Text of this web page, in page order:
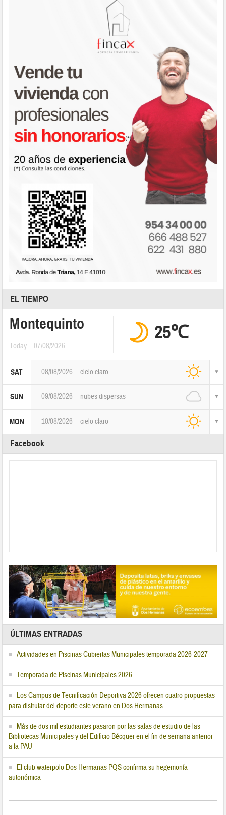
EL TIEMPO
Montequinto
Today 07/08/2026
25℃
SAT 08/08/2026 cielo claro
SUN 09/08/2026 nubes dispersas
MON 10/08/2026 cielo claro
Facebook
ÚLTIMAS ENTRADAS
Actividades en Piscinas Cubiertas Municipales temporada 2026-2027
Temporada de Piscinas Municipales 2026
Los Campus de Tecnificación Deportiva 2026 ofrecen cuatro propuestas
para disfrutar del deporte este verano en Dos Hermanas
Más de dos mil estudiantes pasaron por las salas de estudio de las
Bibliotecas Municipales y del Edificio Bécquer en el fin de semana anterior
a la PAU
El club waterpolo Dos Hermanas PQS confirma su hegemonía
autonómica